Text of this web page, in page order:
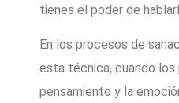
tienes el poder de
En los procesos de
esta técnica, cuando
pensamiento y la